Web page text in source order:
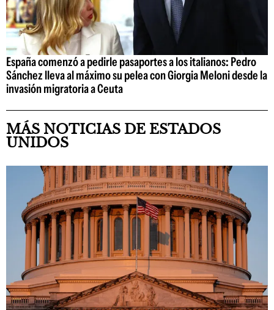
España comenzó a pedirle pasaportes a los italianos: Pedro
Sánchez lleva al máximo su pelea con Giorgia Meloni desde la
invasión migratoria a Ceuta
MÁS NOTICIAS DE ESTADOS
UNIDOS